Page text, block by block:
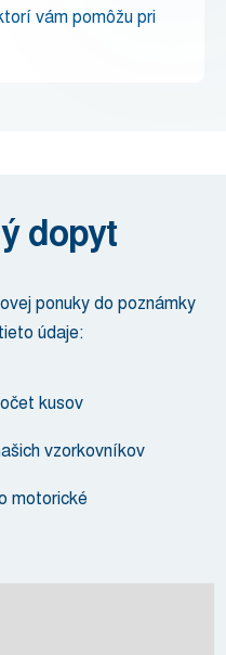
vám pomôžu pri
dopyt
ponuky do poznámky
údaje:
kusov
vzorkovníkov
motorické